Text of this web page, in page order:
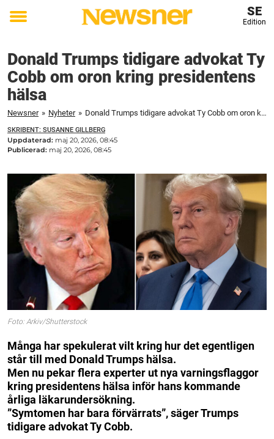
Toggle
SE
Edition
Donald Trumps tidigare advokat Ty
Cobb om oron kring presidentens
hälsa
Newsner » Nyheter » Donald Trumps tidigare advokat Ty Cobb om oron kring presidentens hälsa
SKRIBENT: SUSANNE GILLBERG
Uppdaterad: maj 20, 2026, 08:45
Publicerad: maj 20, 2026, 08:45
Foto: Arkiv/Shutterstock
Många har spekulerat vilt kring hur det egentligen
står till med Donald Trumps hälsa.
Men nu pekar flera experter ut nya varningsflaggor
kring presidentens hälsa inför hans kommande
årliga läkarundersökning.
”Symtomen har bara förvärrats”, säger Trumps
tidigare advokat Ty Cobb.